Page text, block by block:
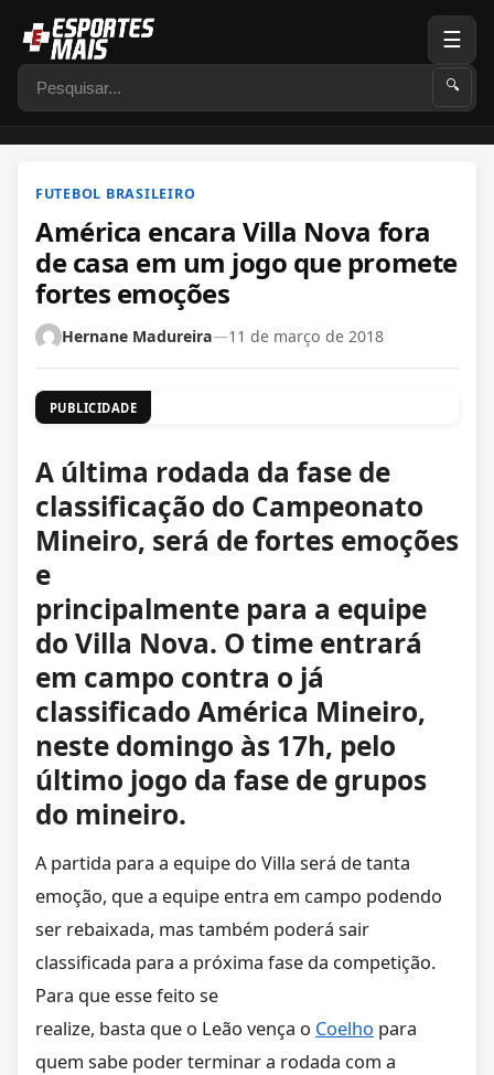
Pesquisar 🔍
☰
FUTEBOL BRASILEIRO
América encara Villa Nova fora
de casa em um jogo que promete
fortes emoções
Hernane Madureira—11 de março de 2018
PUBLICIDADE
A última rodada da fase de
classificação do Campeonato
Mineiro, será de fortes emoções
e
principalmente para a equipe
do Villa Nova. O time entrará
em campo contra o já
classificado América Mineiro,
neste domingo às 17h, pelo
último jogo da fase de grupos
do mineiro.
A partida para a equipe do Villa será de tanta
emoção, que a equipe entra em campo podendo
ser rebaixada, mas também poderá sair
classificada para a próxima fase da competição.
Para que esse feito se
realize, basta que o Leão vença o Coelho para
quem sabe poder terminar a rodada com a